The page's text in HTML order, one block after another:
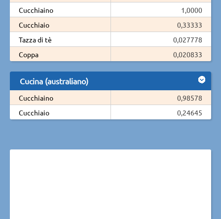
Cucchiaino
1,0000
Cucchiaio
0,33333
Tazza di tè
0,027778
Coppa
0,020833
Cucina (australiano)
Cucchiaino
0,98578
Cucchiaio
0,24645